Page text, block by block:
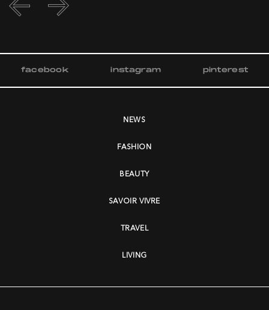
facebook instagram pinterest
NEWS
FASHION
BEAUTY
SAVOIR VIVRE
TRAVEL
LIVING